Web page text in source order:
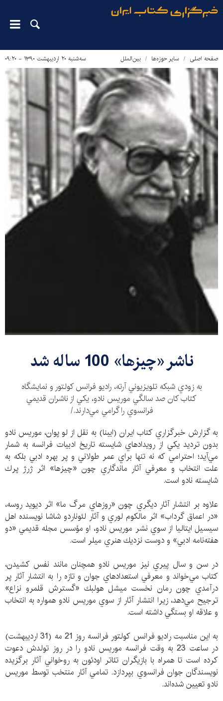
صفحه اصلی سایر حوزه‌ها بین‌الملل سه‌شنبه ۲۰ اردیبهشت ۱۳۹۰ - ۰۹:۲۰
ناشر «چيزها» 100 ساله شد
به زودي شبكه تلويزيوني آرته، راديو فرانس كولتور و نمايشگاه
كتاب كان صد سالگي موريس نادو، يكي از ناشران قديمي
فرانسوي را گرامي مي‌دارند./
به گزارش خبرگزاري كتاب ايران (ايبنا) به نقل از لو پوان، موريس نادو
بدون ترديد يكي از رويدادهاي شايسته تاريخ ادبيات فرانسه به شمار
مي‌آيد؛ احترامي كه نه تنها براي عمر طولاني و پر بهره ادبي بلكه به
علت انتخاب و معرفي آثار ماندگاري چون «چيزها» اثر ژرژ پرك
شايسته نادو است.
علاوه بر انتشار آثار ديگري چون «روزهاي مرگ ما» اثر ديويد روسه،
«در اعماق گرداب» اثر مالكوم لوري و آثار لئوناردو شاشا نويسنده اهل
سيسيل ايتاليا از سوي نشر موريس نادو، او مؤسس مجله قديمي «دو
هفته‌نامه ادبي» و دوست نزديك هنري ميلر است.
در سن و سال پيري نيز موريس نادو همچنان مانند نفس كشيدن،
كتاب مي‌خواند و معرفي استعدادهاي جوان و تازه را به انتشار آثار پر
درآمدي چون رمان نخست ميشل هولبك «گسترش قلمرو نزاع»
ترجيح مي‌دهد، زیرا انتشار آثار از سوي موريس نادو همواره به انتخاب
و علاقه او بستگي داشته است.
به اين مناسبت راديو فرانس كولتور فرانسه روز 21 مه (31 ارديبهشت)
در ساعت 23 به وقت فرانسه موريس نادو را در روز تولدش دعوت
كرده است تا همراه با بازيگران تئاتر اودئون به روخواني آثار برگزيده
نويسندگان جوان فرانسوي بپردازد. تمامي آثار منتخب توسط موريس
نادو تعيين شده‌اند.